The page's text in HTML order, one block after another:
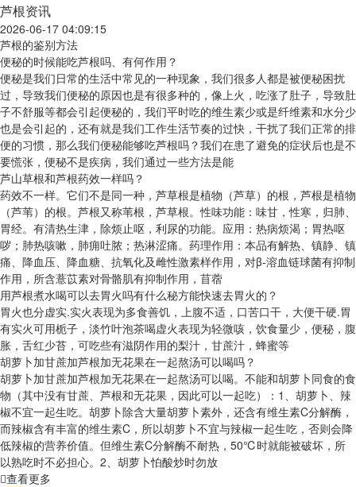
芦根资讯
2026-06-17 04:09:15
芦根的鉴别方法
便秘的时候能吃芦根吗、有何作用？
便秘是我们日常的生活中常见的一种现象，我们很多人都是被便秘困扰
过，导致我们便秘的原因也是有很多种的，像上火，吃涨了肚子，导致肚
子不舒服等都会引起便秘的，我们平时吃的维生素少或是纤维素和水分少
也是会引起的，还有就是我们工作生活节奏的过快，干扰了我们正常的排
便的习惯，那么我们便秘能够吃芦根吗？我们在患了避免的症状后也是不
要慌张，便秘不是疾病，我们通过一些方法是能
芦山草根和芦根药效一样吗？
药效不一样。它们不是同一种，芦草根是植物（芦草）的根，芦根是植物
（芦苇）的根。芦根又称苇根，芦草根。性味功能：味甘，性寒，归肺、
胃经。有清热生津，除烦止呕，利尿的功能。应用：热病烦渴；胃热呕
哕；肺热咳嗽，肺痈吐脓；热淋涩痛。药理作用：本品有解热、镇静、镇
痛、降血压、降血糖、抗氧化及雌性激素样作用，对β-溶血链球菌有抑制
作用，所含薏苡素对骨骼肌有抑制作用，苜蓿
用芦根煮水喝可以去胃火吗有什么秘方能快速去胃火的？
胃火也分虚实.实火表现为多食善饥，上腹不适，口苦口干，大便干硬.胃
有实火可用栀子，淡竹叶泡茶喝虚火表现为轻微咳，饮食量少，便秘，腹
胀，舌红少苔，可吃些有滋阴作用的梨汁，甘蔗汁，蜂蜜等
胡萝卜加甘蔗加芦根加无花果在一起熬汤可以喝吗？
胡萝卜加甘蔗加芦根加无花果在一起熬汤可以喝。不能和胡萝卜同食的食
物（其中没有甘蔗、芦根和无花果，因此可以一起吃）：1、胡萝卜、辣
椒不宜一起生吃。胡萝卜除含大量胡萝卜素外，还含有维生素C分解酶，
而辣椒含有丰富的维生素C，所以胡萝卜不宜与辣椒一起生吃，否则会降
低辣椒的营养价值。但维生素C分解酶不耐热，50℃时就能被破坏，所
以熟吃时不必担心。2、胡萝卜怕酸炒时勿放
查看更多